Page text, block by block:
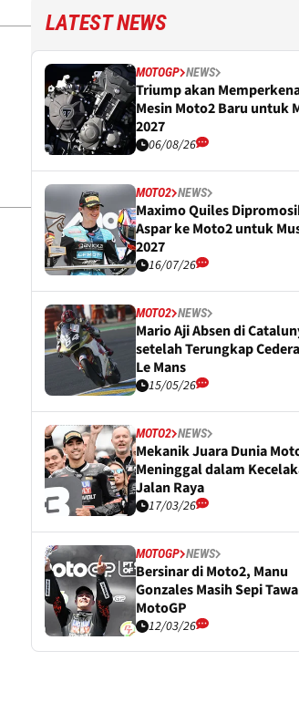
LATEST NEWS
MOTOGP NEWS
Triump akan
Mesin Moto2 Baru untuk
2027
06/08/26
MOTO2 NEWS
Maximo Quiles
Aspar ke Moto2 untuk
2027
16/07/26
MOTO2 NEWS
Mario Aji Absen di
setelah Terungkap
Le Mans
15/05/26
MOTO2 NEWS
Mekanik Juara Dunia
Meninggal dalam
Jalan Raya
17/03/26
MOTOGP NEWS
Bersinar di Moto2, Manu
Gonzales Masih Sepi
MotoGP
12/03/26